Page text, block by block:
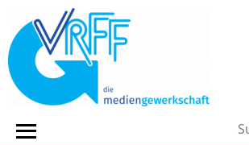
content